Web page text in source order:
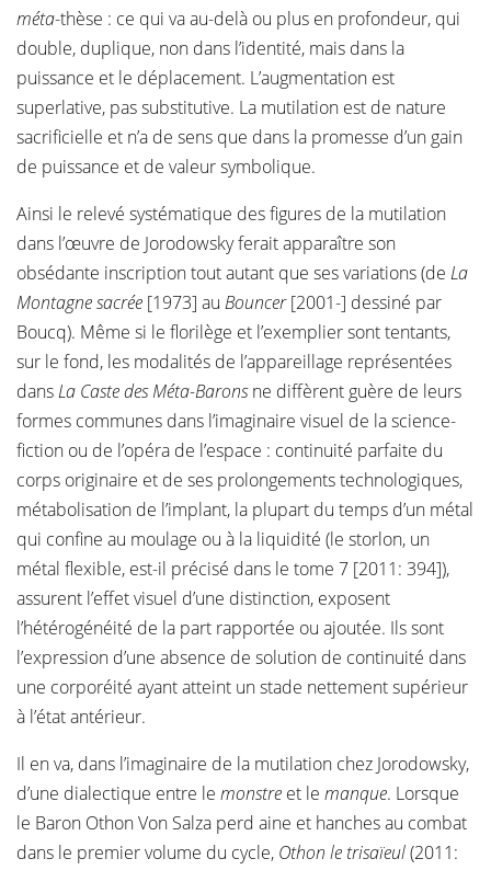
méta-thèse : ce qui va au-delà ou plus en profondeur, qui
double, duplique, non dans l’identité, mais dans la
puissance et le déplacement. L’augmentation est
superlative, pas substitutive. La mutilation est de nature
sacrificielle et n’a de sens que dans la promesse d’un gain
de puissance et de valeur symbolique.
Ainsi le relevé systématique des figures de la mutilation
dans l’œuvre de Jorodowsky ferait apparaître son
obsédante inscription tout autant que ses variations (de La
Montagne sacrée [1973] au Bouncer[2001-] dessiné par
Boucq). Même si le florilège et l’exemplier sont tentants,
sur le fond, les modalités de l’appareillage représentées
dansLa Caste des Méta-Baronsne diffèrent guère de leurs
formes communes dans l’imaginaire visuel de la science-
fiction ou de l’opéra de l’espace : continuité parfaite du
corps originaire et de ses prolongements technologiques,
métabolisation de l’implant, la plupart du temps d’un métal
qui confine au moulage ou à la liquidité (le storlon, un
métal flexible, est-il précisé dans le tome 7 [2011: 394]),
assurent l’effet visuel d’une distinction, exposent
l’hétérogénéité de la part rapportée ou ajoutée. Ils sont
l’expression d’une absence de solution de continuité dans
une corporéité ayant atteint un stade nettement supérieur
à l’état antérieur.
Il en va, dans l’imaginaire de la mutilation chez Jorodowsky,
d’une dialectique entre le monstre et le manque. Lorsque
le Baron Othon Von Salza perd aine et hanches au combat
dans le premier volume du cycle, Othon le trisaïeul(2011: